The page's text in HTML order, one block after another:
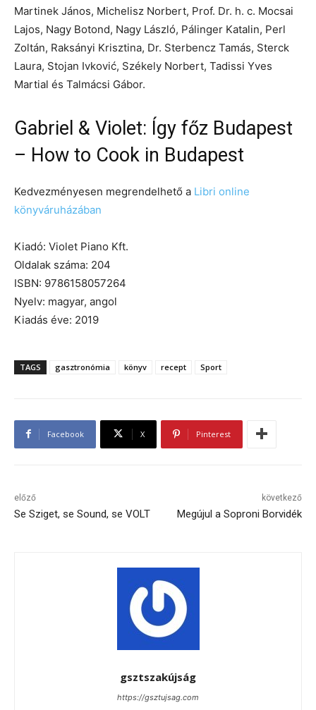
Martinek János, Michelisz Norbert, Prof. Dr. h. c. Mocsai
Lajos, Nagy Botond, Nagy László, Pálinger Katalin, Perl
Zoltán, Raksányi Krisztina, Dr. Sterbencz Tamás, Sterck
Laura, Stojan Ivković, Székely Norbert, Tadissi Yves
Martial és Talmácsi Gábor.
Gabriel & Violet: Így főz Budapest
– How to Cook in Budapest
Kedvezményesen megrendelhető a Libri online
könyváruházában
Kiadó: Violet Piano Kft.
Oldalak száma: 204
ISBN: 9786158057264
Nyelv: magyar, angol
Kiadás éve: 2019
TAGS gasztronómia könyv recept Sport
Facebook X Pinterest
előző
Se Sziget, se Sound, se VOLT
következő
Megújul a Soproni Borvidék
gsztszakújság
https://gsztujsag.com